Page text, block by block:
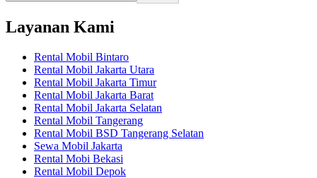
Layanan Kami
Rental Mobil Bintaro
Rental Mobil Jakarta Utara
Rental Mobil Jakarta Timur
Rental Mobil Jakarta Barat
Rental Mobil Jakarta Selatan
Rental Mobil Tangerang
Rental Mobil BSD Tangerang Selatan
Sewa Mobil Jakarta
Rental Mobi Bekasi
Rental Mobil Depok